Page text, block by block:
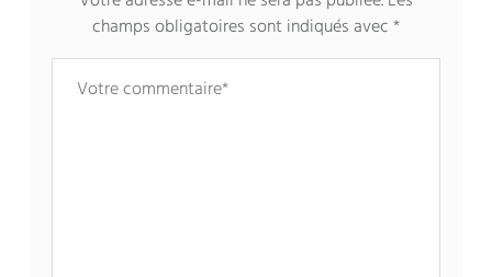
champs obligatoires sont indiqués avec*